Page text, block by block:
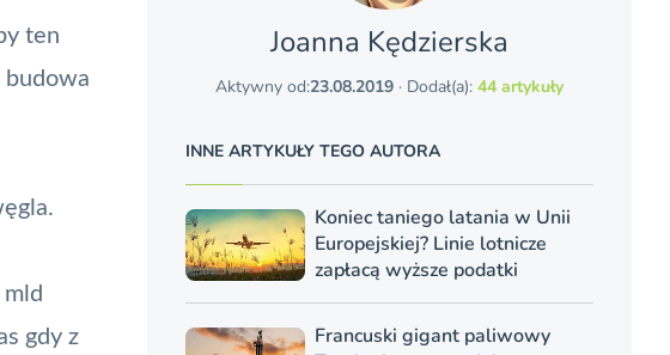
ten
budowa
gdy z
Joanna Kędzierska
Aktywny od:23.08.2019· Dodał(a): 44 artykuły
INNE ARTYKUŁY TEGO AUTORA
Koniec taniego latania w Unii
Europejskiej? Linie lotnicze
zapłacą wyższe podatki
Francuski gigant paliwowy